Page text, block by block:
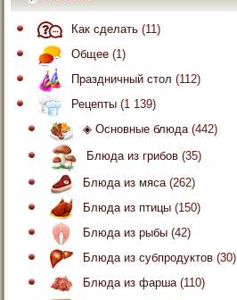
Как сделать (11)
Общее (1)
Праздничный стол (112)
Рецепты (1 139)
◈ Основные блюда(442)
Блюда из грибов (35)
Блюда из мяса(262)
Блюда из птицы (150)
Блюда из рыбы (42)
Блюда из субпродуктов (30)
Блюда из фарша(110)